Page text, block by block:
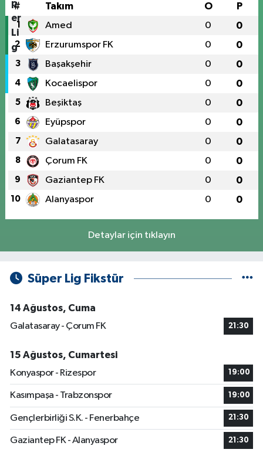
# Takım O P
1 Amed 0 0
2 Erzurumspor FK 0 0
3 Başakşehir 0 0
4 Kocaelispor 0 0
5 Beşiktaş 0 0
6 Eyüpspor 0 0
7 Galatasaray 0 0
8 Çorum FK 0 0
9 Gaziantep FK 0 0
10 Alanyaspor 0 0
Detaylar için tıklayın
Süper Lig Fikstür
14 Ağustos, Cuma
Galatasaray - Çorum FK
21:30
15 Ağustos, Cumartesi
Konyaspor - Rizespor
19:00
Kasımpaşa - Trabzonspor 19:00
Gençlerbirliği S.K. - Fenerbahçe 21:30
Gaziantep FK - Alanyaspor 21:30